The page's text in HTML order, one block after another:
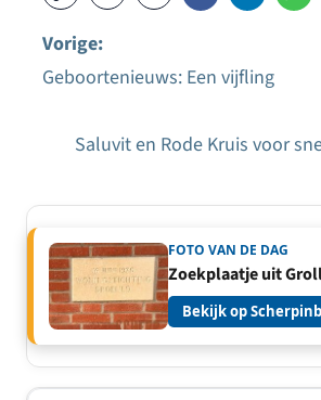
navigatie
Vorige:
Geboortenieuws: Een vijfling
Saluvit en Rode Kruis voor
FOTO VAN DE DAG
Zoekplaatje uit
Bekijk op